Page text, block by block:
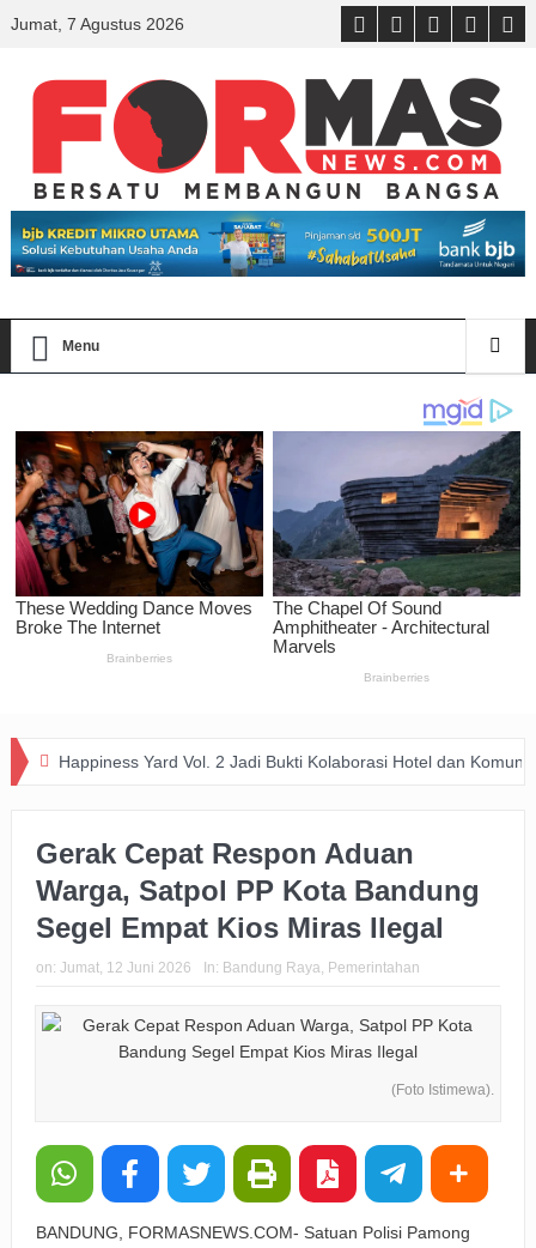
Jumat, 7 Agustus 2026
Menu
Yard Vol. 2 Jadi Bukti Kolaborasi Hotel dan Komunitas
Gerak Cepat Respon Aduan
Warga, Satpol PP Kota Bandung
Segel Empat Kios Miras Ilegal
on: Jumat, 12 Juni 2026 In: Bandung Raya, Pemerintahan
(Foto Istimewa).
BANDUNG, FORMASNEWS.COM- Satuan Polisi Pamong